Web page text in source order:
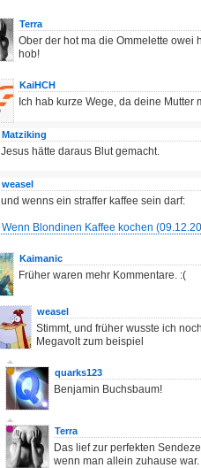
Terra
Ober der hot ma die Ommelette owei
hob!
KaiHCH
Ich hab kurze Wege, da deine Mutter
Matziking
Jesus hätte daraus Blut gemacht.
weasel
und wenns ein straffer kaffee sein darf:
Wenn Blondinen Kaffee kochen
Kaimanic
Früher waren mehr Kommentare. :(
weasel
Stimmt, und früher wusste ich
Megavolt zum beispiel
quarks123
Benjamin Buchsbaum!
Terra
Das lief zur perfekten
wenn man allein zuhause war.